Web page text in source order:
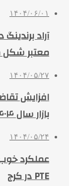
۱۴۰۴/۰۶/۰۱
معتبر شکل
۱۴۰۴/۰۵/۲۷
افزایش
بازار سال ۱۴۰۴
۱۴۰۴/۰۵/۲۴
عملکرد
PTE در کرج